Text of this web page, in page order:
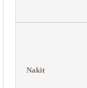
Nakit